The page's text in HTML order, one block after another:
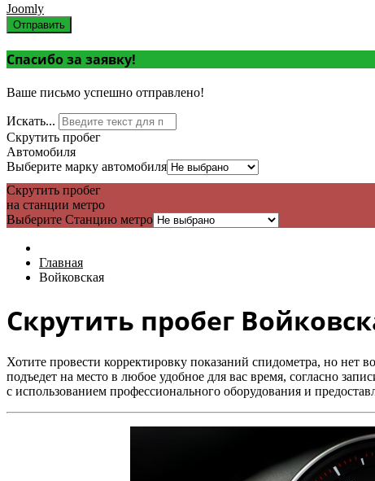
Joomly
Отправить
Спасибо за заявку!
Ваше письмо успешно отправлено!
Искать...
Скрутить пробег
Автомобиля
Выберите марку автомобиля
Скрутить пробег
на станции метро
Выберите Станцию метро
Главная
Войковская
Скрутить пробег
Хотите провести корректировку показаний спидометра, но
подъедет на место в любое удобное для вас время, согласно
с использованием профессионального оборудования и